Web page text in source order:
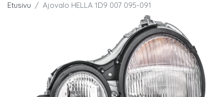
Etusivu Ajovalo HELLA 1D9 007 095-091